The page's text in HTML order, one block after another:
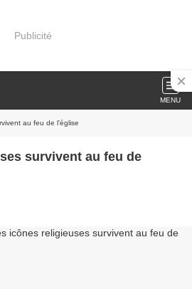
Publicité
MENU
au feu de l'église
survivent au feu de